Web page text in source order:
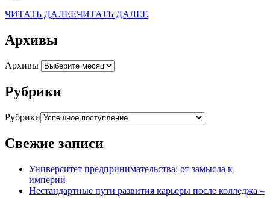
ЧИТАТЬ ДАЛЕЕЧИТАТЬ ДАЛЕЕ
Архивы
Архивы
Рубрики
Рубрики
Свежие записи
Университет предпринимательства: от замысла к
империи
Нестандартные пути развития карьеры после колледжа –